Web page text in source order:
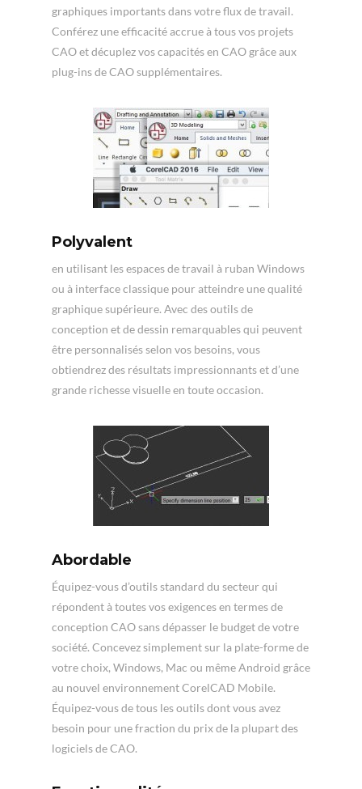
graphiques importants dans votre flux de travail.
Conférez une efficacité accrue à tous vos projets
CAO et décuplez vos capacités en CAO grâce aux
plug-ins de CAO supplémentaires.
Polyvalent
en utilisant les espaces de travail à ruban Windows
ou à interface classique pour atteindre une qualité
graphique supérieure. Avec des outils de
conception et de dessin remarquables qui peuvent
être personnalisés selon vos besoins, vous
obtiendrez des résultats impressionnants et d’une
grande richesse visuelle en toute occasion.
Abordable
Équipez-vous d’outils standard du secteur qui
répondent à toutes vos exigences en termes de
conception CAO sans dépasser le budget de votre
société. Concevez simplement sur la plate-forme de
votre choix, Windows, Mac ou même Android grâce
au nouvel environnement CorelCAD Mobile.
Équipez-vous de tous les outils dont vous avez
besoin pour une fraction du prix de la plupart des
logiciels de CAO.